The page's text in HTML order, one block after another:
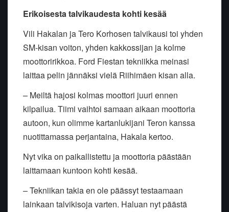
Erikoisesta talvikaudesta kohti kesää
Vili Hakalan ja Tero Korhosen talvikausi toi yhden
SM-kisan voiton, yhden kakkossijan ja kolme
moottoririkkoa. Ford Fiestan tekniikka meinasi
laittaa pelin jännäksi vielä Riihimäen kisan alla.
– Meiltä hajosi kolmas moottori juuri ennen
kilpailua. Tiimi vaihtoi samaan aikaan moottoria
autoon, kun olimme kartanlukijani Teron kanssa
nuotittamassa perjantaina, Hakala kertoo.
Nyt vika on paikallistettu ja moottoria päästään
laittamaan kuntoon kohti kesää.
– Tekniikan takia en ole päässyt testaamaan
lainkaan talvikisoja varten. Haluan nyt päästä